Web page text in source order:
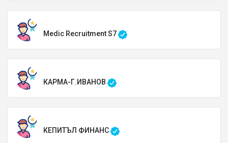
Medic Recruitment S7
КАРМА-Г.ИВАНОВ
КЕПИТЪЛ ФИНАНС